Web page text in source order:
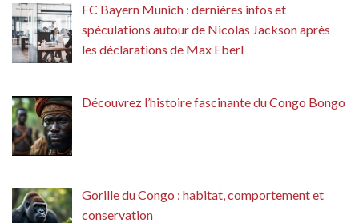
FC Bayern Munich : dernières infos et
spéculations autour de Nicolas Jackson après
les déclarations de Max Eberl
Découvrez l’histoire fascinante du Congo Bongo
Gorille du Congo : habitat, comportement et
conservation